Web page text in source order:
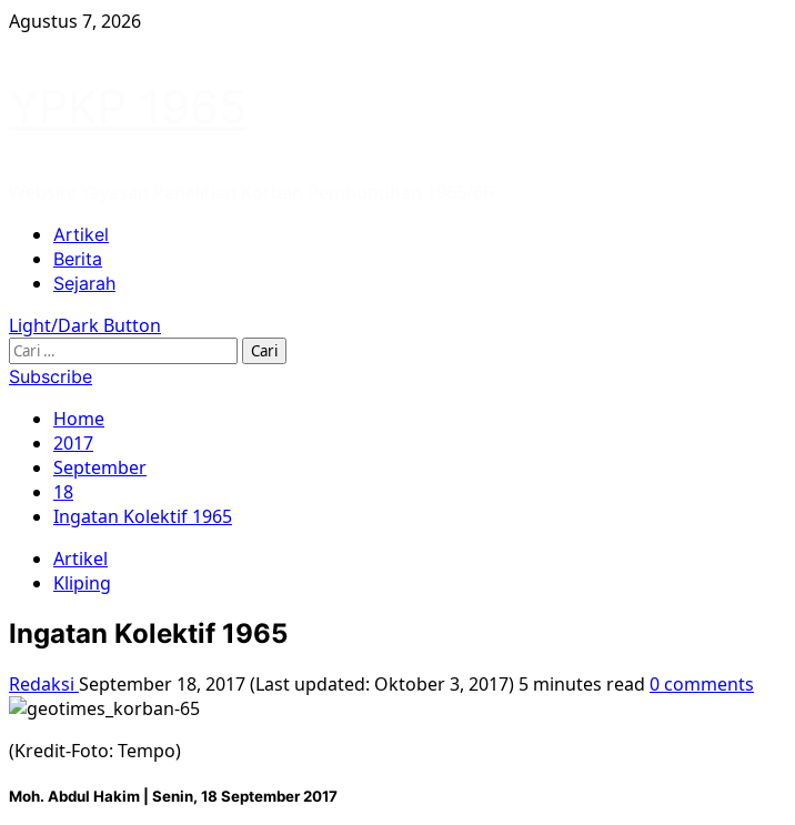
Skip
Agustus 7, 2026
Primary
Menu
Artikel
Berita
Sejarah
Light/Dark Button
Cari
untuk:
Subscribe
Home
2017
September
18
Ingatan Kolektif 1965
Artikel
Kliping
Ingatan Kolektif 1965
Redaksi September 18, 2017 (Last updated: Oktober 3, 2017) 5 minutes read 0 comments
(Kredit-Foto: Tempo)
Moh. Abdul Hakim | Senin, 18 September 2017